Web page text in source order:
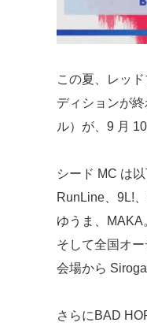
この夏、レッ
ディションが
ル）が、9 月
シード MC は以
RunLine、9L!
ゆうま、MAKA
そして全国オ
会場から
さらにBAD